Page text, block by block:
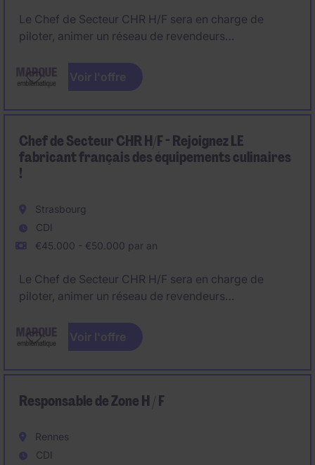
Le Chef de Secteur CHR H/F sera en charge de
piloter, animer un réseau de revendeurs
prescription auprès de bureaux d'études spécialisés
dans la conception de cuisines professionnelles,
Voir l'offre
Chef de Secteur CHR H/F - Rejoignez LE
fabricant français des équipements culinaires
!
Strasbourg
CDI
€45.000 - €50.000 par an
Le Chef de Secteur CHR H/F sera en charge de
piloter, animer un réseau de revendeurs
prescription auprès de bureaux d'études spécialisés
dans la conception de cuisines professionnelles,
Voir l'offre
Responsable de Zone H / F
Rennes
CDI